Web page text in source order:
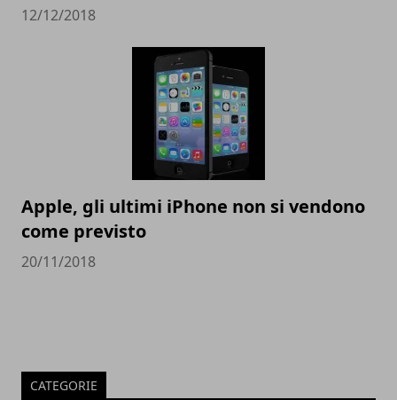
12/12/2018
Apple, gli ultimi iPhone non si vendono
come previsto
20/11/2018
CATEGORIE